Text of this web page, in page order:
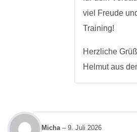
viel Freude
Training!
Herzliche
Helmut aus
Micha – 9. Juli 2026